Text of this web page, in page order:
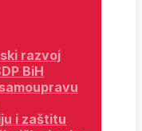
razvoj
BiH
i zaštitu